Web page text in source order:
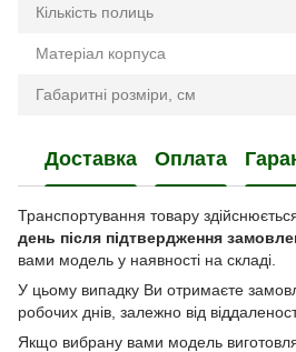
Кількість полиць
Матеріал корпуса
Габаритні розміри, см
Доставка Оплата
Транспортування товару
день після підтвердження
вами модель у наявності на складі.
У цьому випадку Ви отримаєте
робочих днів, залежно від
Якщо вибрану вами модель